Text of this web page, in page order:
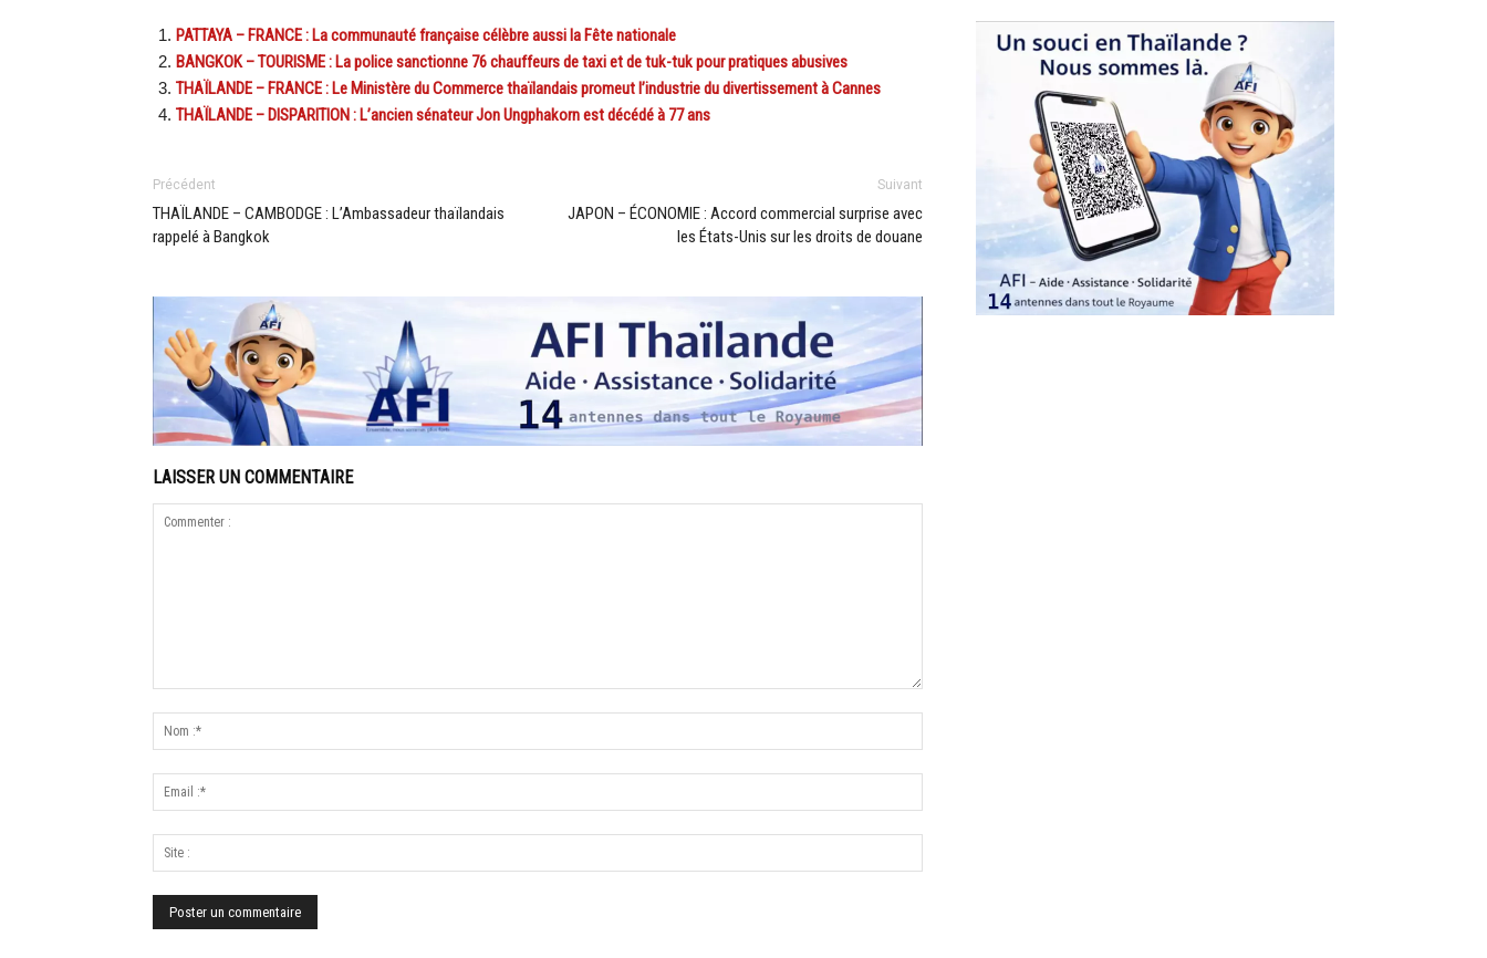
PATTAYA – FRANCE : La communauté française célèbre aussi la Fête nationale
BANGKOK – TOURISME : La police sanctionne 76 chauffeurs de taxi et de tuk-tuk pour pratiques abusives
THAÏLANDE – FRANCE : Le Ministère du Commerce thaïlandais promeut l’industrie du divertissement à Cannes
THAÏLANDE – DISPARITION : L’ancien sénateur Jon Ungphakorn est décédé à 77 ans
Précédent
THAÏLANDE – CAMBODGE : L’Ambassadeur thaïlandais
rappelé à Bangkok
Suivant
JAPON – ÉCONOMIE : Accord commercial surprise avec
les États-Unis sur les droits de douane
LAISSER UN COMMENTAIRE